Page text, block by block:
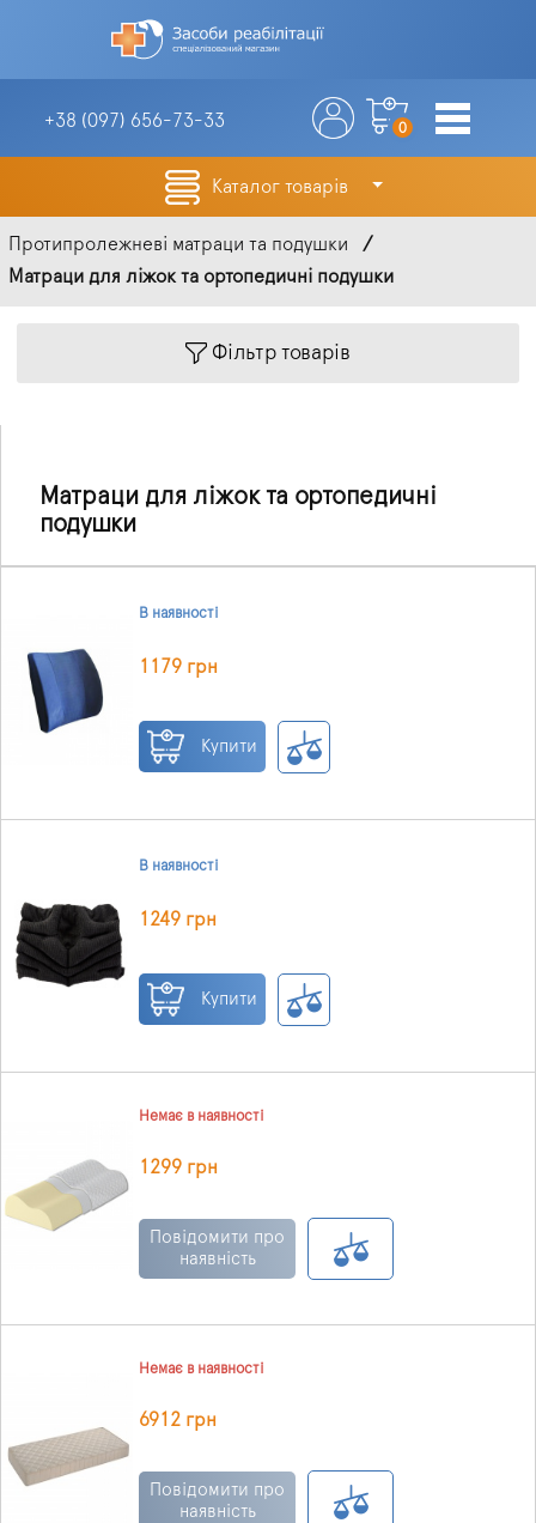
+38 (097) 656-73-33 0
Каталог товарів
Протипролежневі матраци та подушки
Матраци для ліжок та ортопедичні подушки
Фільтр товарів
Матраци для ліжок та ортопедичні
подушки
В наявності
1179 грн
Купити
В наявності
1249 грн
Купити
Немає в наявності
1299 грн
Повідомити про
наявність
Немає в наявності
6912 грн
Повідомити про
наявність